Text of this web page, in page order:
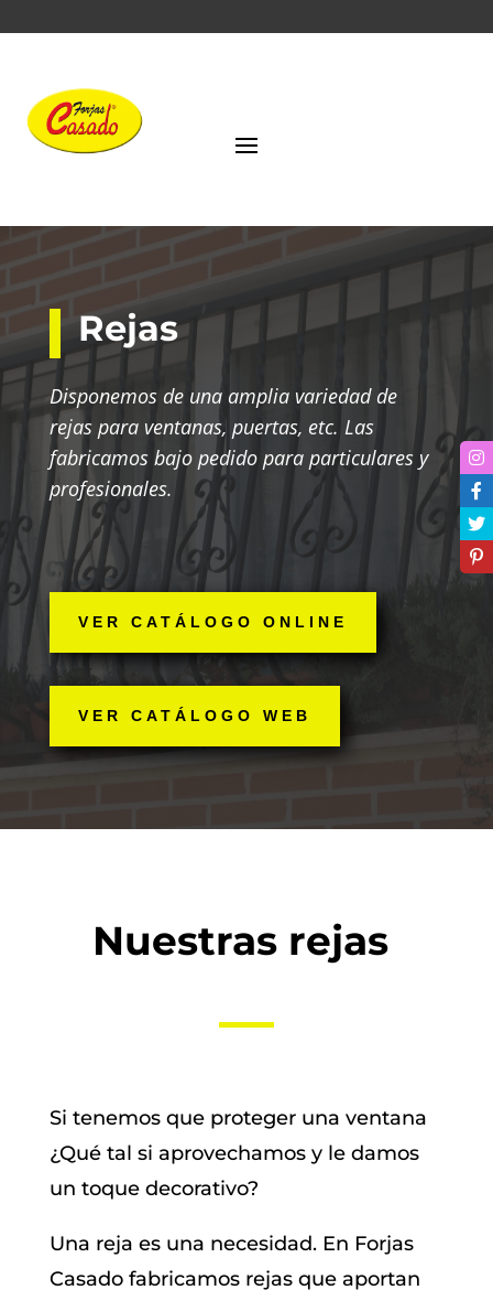
Rejas
Disponemos de una amplia variedad de
rejas para ventanas, puertas, etc. Las
fabricamos bajo pedido para particulares y
profesionales.
VER CATÁLOGO ONLINE
VER CATÁLOGO WEB
Nuestras rejas
Si tenemos que proteger una ventana
¿Qué tal si aprovechamos y le damos
un toque decorativo?
Una reja es una necesidad. En Forjas
Casado fabricamos rejas que aportan